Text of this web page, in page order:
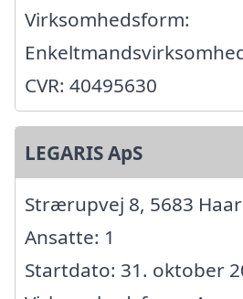
Virksomhedsform:
CVR: 40495630
LEGARIS ApS
Strærupvej 8, 5683
Ansatte: 1
Startdato: 31. oktober